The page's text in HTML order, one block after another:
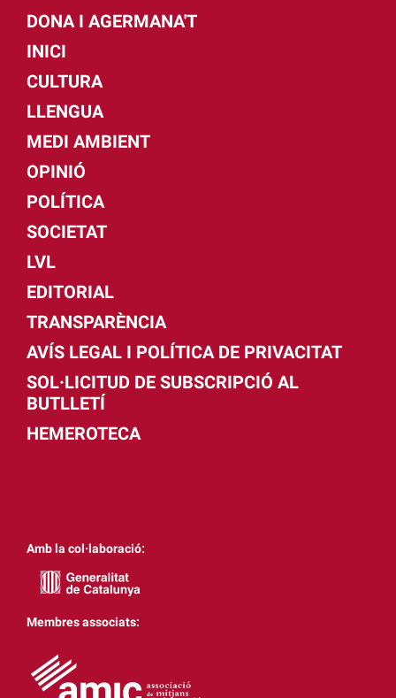
DONA I AGERMANA'T
INICI
CULTURA
LLENGUA
MEDI AMBIENT
OPINIÓ
POLÍTICA
SOCIETAT
LVL
EDITORIAL
TRANSPARÈNCIA
AVÍS LEGAL I POLÍTICA DE PRIVACITAT
SOL·LICITUD DE SUBSCRIPCIÓ AL
BUTLLETÍ
HEMEROTECA
Amb la col·laboració:
Membres associats: